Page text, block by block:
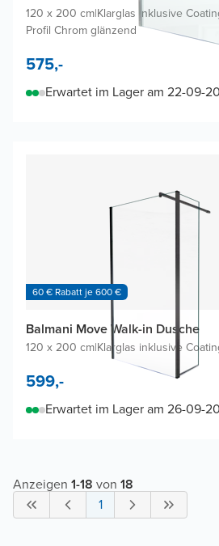
120 x 200 cm|Klarglas inklusive
Profil Chrom glänzend
575,-
Erwartet im Lager am 22-09-
60 € Rabatt je 600 €
Balmani Move Walk-in Dusche
120 x 200 cm|Klarglas inklusive
599,-
Erwartet im Lager am 26-09-
Anzeigen 1-18 von 18
1